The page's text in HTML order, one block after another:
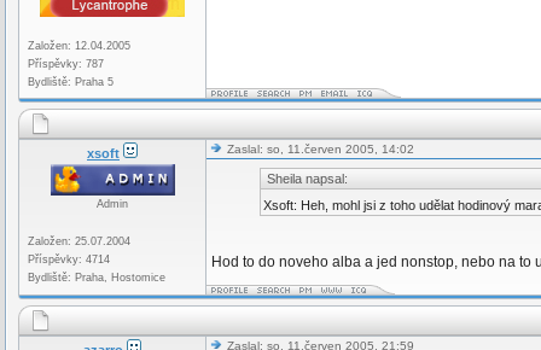
Založen: 12.04.2005
Příspěvky: 787
Bydliště: Praha 5
xsoft
Admin
Založen: 25.07.2004
Příspěvky: 4714
Bydliště: Praha, Hostomice
Zaslal: so, 11.červen 2005, 14:02
Sheila napsal:
Xsoft: Heh, mohl jsi z toho udělat hodinový
Hod to do noveho alba a jed nonstop, nebo na to
Zaslal: so, 11.červen 2005, 21:59